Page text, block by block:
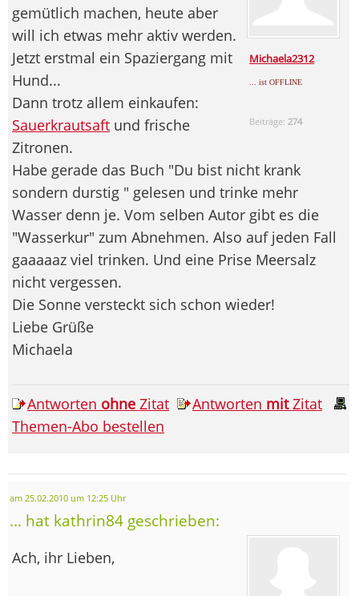
Michaela2312
... ist OFFLINE
Beiträge: 274
gemütlich machen, heute aber
will ich etwas mehr aktiv werden.
Jetzt erstmal ein Spaziergang mit
Hund...
Dann trotz allem einkaufen:
Sauerkrautsaft und frische
Zitronen.
Habe gerade das Buch "Du bist nicht krank
sondern durstig " gelesen und trinke mehr
Wasser denn je. Vom selben Autor gibt es die
"Wasserkur" zum Abnehmen. Also auf jeden Fall
gaaaaaz viel trinken. Und eine Prise Meersalz
nicht vergessen.
Die Sonne versteckt sich schon wieder!
Liebe Grüße
Michaela
Antworten ohne Zitat Antworten mitZitat
Themen-Abo bestellen
am 25.02.2010 um 12:25 Uhr
... hat kathrin84 geschrieben:
Ach, ihr Lieben,